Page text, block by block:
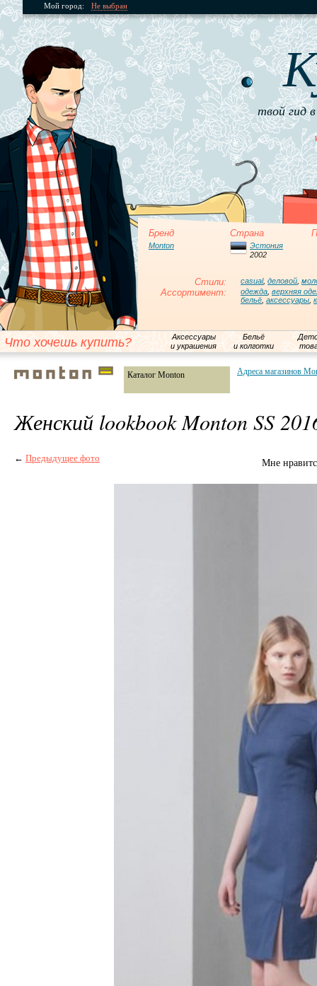
Мой город: Не выбран
твой гид
Бренд Страна
Monton
Эстония
2002
Стили: casual, деловой
Ассортимент: одежда верхняя
бельё аксессуары
Что хочешь купить?
Аксессуары
и украшения
Бельё
и колготки
Каталог Monton Адреса магазинов
Женский lookbook Monton SS
← Предыдущее фото Мне